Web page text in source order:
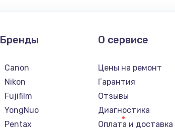
Бренды
Canon
Nikon
Fujifilm
YongNuo
Pentax
О сервисе
Цены на ремонт
Гарантия
Отзывы
Диагностика
Оплата и доставка